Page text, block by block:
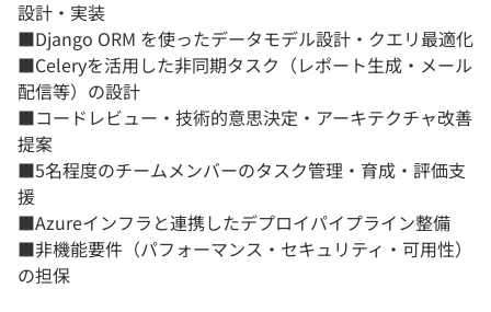
設計・実装
■Django ORM を使ったデータモデル設計・クエリ最適化
■Celeryを活用した非同期タスク（レポート生成・メール
配信等）の設計
■コードレビュー・技術的意思決定・アーキテクチャ改善
提案
■5名程度のチームメンバーのタスク管理・育成・評価支
援
■Azureインフラと連携したデプロイパイプライン整備
■非機能要件（パフォーマンス・セキュリティ・可用性）
の担保